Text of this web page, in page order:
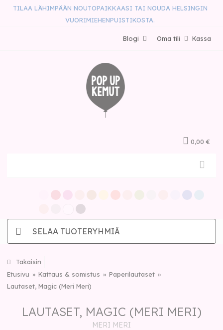
TILAA LÄHIMPÄÄN NOUTOPAIKKAASI TAI NOUDA HELSINGIN
VUORIMIEHENPUISTIKOSTA.
Kassa
Oma tili
Blogi
0,00 €
SELAA TUOTERYHMIÄ
Takaisin
Etusivu
Kattaus & somistus
Paperilautaset
Lautaset, Magic (Meri Meri)
LAUTASET, MAGIC (MERI MERI)
MERI MERI